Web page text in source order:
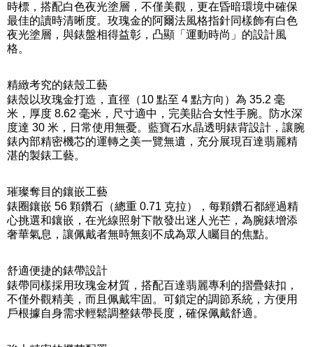
時標，搭配白色夜光塗層，不僅美觀，更在昏暗環境中確保
最佳的讀時清晰度。玫瑰金的阿爾法風格指針同樣飾有白色
夜光塗層，與錶盤相得益彰，凸顯「運動時尚」的設計風
格。
精緻考究的錶殼工藝
錶殼以玫瑰金打造，直徑（10 點至 4 點方向）為 35.2 毫
米，厚度 8.62 毫米，尺寸適中，完美貼合女性手腕。防水深
度達 30 米，日常使用無憂。藍寶石水晶透明錶背設計，讓腕
錶內部精密機芯的運轉之美一覽無遺，充分展現百達翡麗精
湛的製錶工藝。
璀璨奪目的鑲嵌工藝
錶圈鑲嵌 56 顆鑽石（總重 0.71 克拉），每顆鑽石都經過精
心挑選和鑲嵌，在光線照射下散發出迷人光芒，為腕錶增添
奢華氣息，讓佩戴者無時無刻不成為眾人矚目的焦點。
舒適便捷的錶帶設計
錶帶同樣採用玫瑰金材質，搭配百達翡麗專利的摺疊錶扣，
不僅外觀精美，而且佩戴牢固。可鎖定的調節系統，方便用
戶根據自身需求輕鬆調整錶帶長度，確保佩戴舒適。